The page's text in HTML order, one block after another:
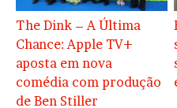
The Dink – A Última
Chance: Apple TV+
aposta em nova
comédia com produção
de Ben Stiller